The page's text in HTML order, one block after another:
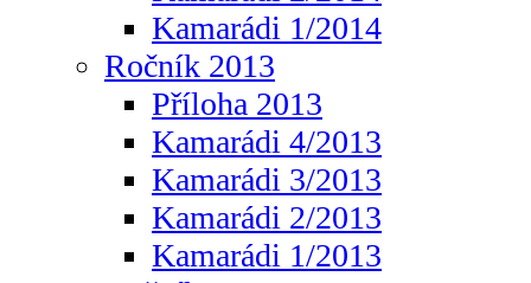
Kamarádi 1/2014
Ročník 2013
Příloha 2013
Kamarádi 4/2013
Kamarádi 3/2013
Kamarádi 2/2013
Kamarádi 1/2013